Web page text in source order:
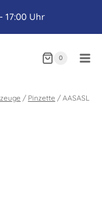
17:00 Uhr
0
/ Pinzette / AASASL